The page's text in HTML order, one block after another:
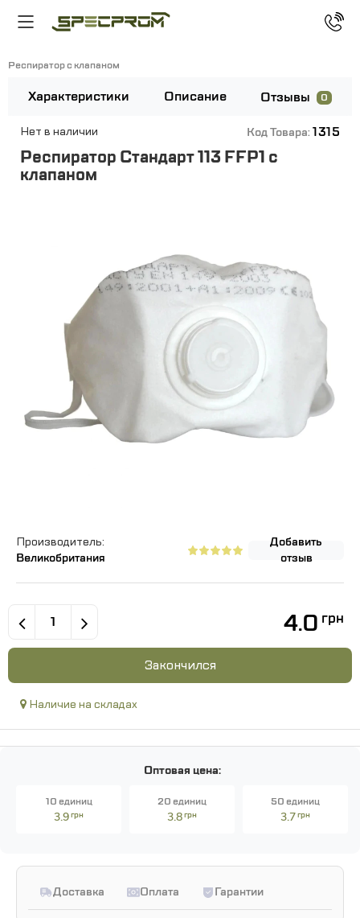
Респиратор с клапаном
Характеристики Описание Отзывы 0
Нет в наличии Код Товара:1315
Респиратор Стандарт 113 FFP1 с
клапаном
Добавить
отзыв
Производитель:
Великобритания
4.0 грн
Закончился
Наличие на складах
Оптовая цена:
10 единиц
3.9грн
20 единиц
3.8грн
50 единиц
3.7грн
Доставка Оплата Гарантии